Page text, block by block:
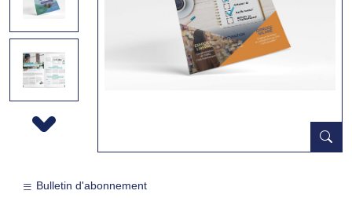
Next
Bulletin d'abonnement